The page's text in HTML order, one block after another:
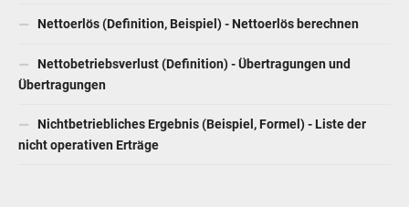
Nettoerlös (Definition, Beispiel) - Nettoerlös berechnen
Nettobetriebsverlust (Definition) - Übertragungen und
Übertragungen
Nichtbetriebliches Ergebnis (Beispiel, Formel) - Liste der
nicht operativen Erträge